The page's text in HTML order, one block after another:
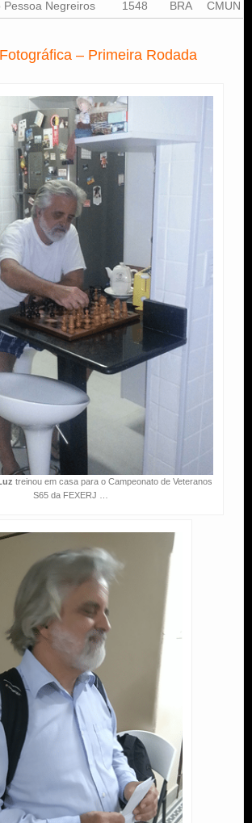
Pessoa Negreiros 1548 BRA CMUN
– Primeira Rodada
treinou em casa para o Campeonato de Veteranos
S65 da FEXERJ …